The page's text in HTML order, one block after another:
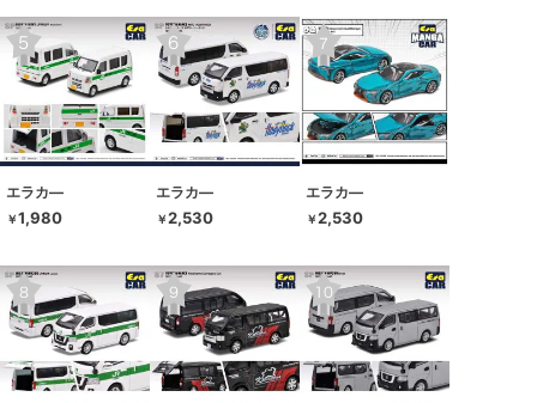
エラカ―
￥1,980
エラカ―
￥2,530
エラカ―
￥2,530